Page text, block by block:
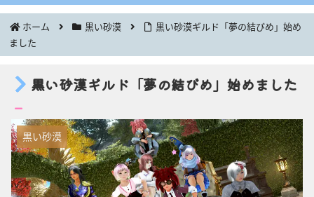
ホーム 黒い砂漠
黒い砂漠ギルド「夢の結びめ」始め
ました
黒い砂漠ギルド「夢の結びめ」始めました
黒い砂漠